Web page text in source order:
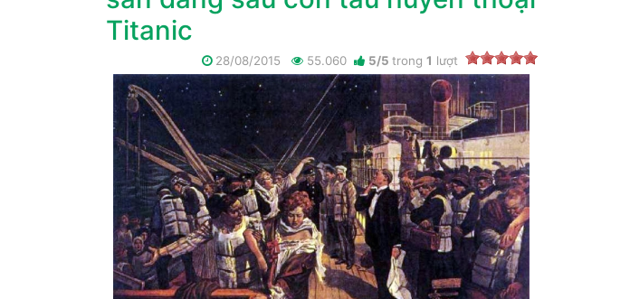
Titanic
28/08/2015 55.060 5/5 trong 1 lượt